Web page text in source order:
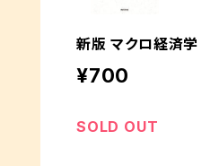
新版 マクロ経済学
¥700
SOLD OUT